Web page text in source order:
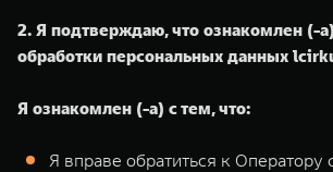
2. Я подтверждаю, что ознакомлен (-
обработки персональных данных
Я ознакомлен (-а) с тем, что:
Я вправе обратиться к